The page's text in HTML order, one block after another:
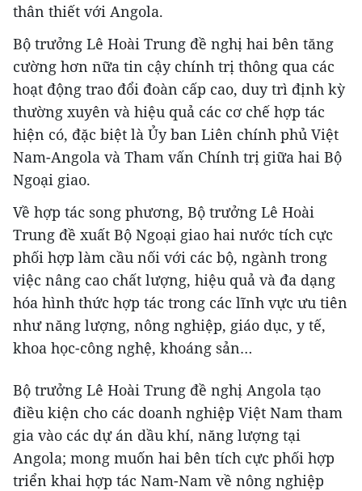
thân thiết với Angola.
Bộ trưởng Lê Hoài Trung đề nghị hai bên tăng
cường hơn nữa tin cậy chính trị thông qua các
hoạt động trao đổi đoàn cấp cao, duy trì định kỳ
thường xuyên và hiệu quả các cơ chế hợp tác
hiện có, đặc biệt là Ủy ban Liên chính phủ Việt
Nam-Angola và Tham vấn Chính trị giữa hai Bộ
Ngoại giao.
Về hợp tác song phương, Bộ trưởng Lê Hoài
Trung đề xuất Bộ Ngoại giao hai nước tích cực
phối hợp làm cầu nối với các bộ, ngành trong
việc nâng cao chất lượng, hiệu quả và đa dạng
hóa hình thức hợp tác trong các lĩnh vực ưu tiên
như năng lượng, nông nghiệp, giáo dục, y tế,
khoa học-công nghệ, khoáng sản…
Bộ trưởng Lê Hoài Trung đề nghị Angola tạo
điều kiện cho các doanh nghiệp Việt Nam tham
gia vào các dự án dầu khí, năng lượng tại
Angola; mong muốn hai bên tích cực phối hợp
triển khai hợp tác Nam-Nam về nông nghiệp